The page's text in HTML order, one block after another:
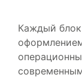
Каждый